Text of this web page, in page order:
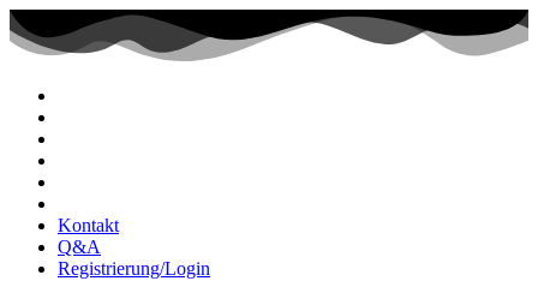
Zum
Inhalt
wechseln
Kontakt
Q&A
Registrierung/Login